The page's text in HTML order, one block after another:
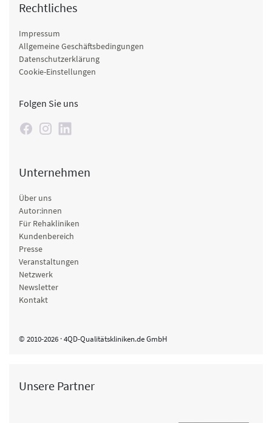
Rechtliches
Impressum
Allgemeine Geschäftsbedingungen
Datenschutzerklärung
Cookie-Einstellungen
Folgen Sie uns
Unternehmen
Über uns
Autor:innen
Für Rehakliniken
Kundenbereich
Presse
Veranstaltungen
Netzwerk
Newsletter
Kontakt
© 2010-2026 · 4QD-Qualitätskliniken.de GmbH
Unsere Partner